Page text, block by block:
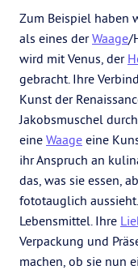
Zum Beispiel haben
als eines derWaage/
wird mit Venus, der
gebracht. Ihre
Kunst der
Jakobsmuschel
eine Waage eine
ihr Anspruch an
das, was sie essen,
fototauglich
Lebensmittel. Ihre
Verpackung und
machen, ob sie nun